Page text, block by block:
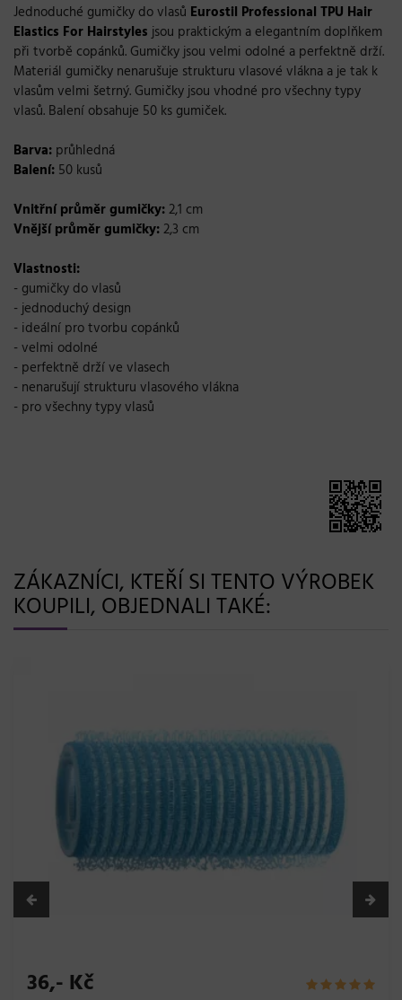
Jednoduché gumičky do vlasů Eurostil Professional TPU Hair
Elastics For Hairstylesjsou praktickým a elegantním doplňkem
při tvorbě copánků. Gumičky jsou velmi odolné a perfektně drží.
Materiál gumičky nenarušuje strukturu vlasové vlákna a je tak k
vlasům velmi šetrný. Gumičky jsou vhodné pro všechny typy
vlasů. Balení obsahuje 50 ks gumiček.
Barva: průhledná
Balení: 50 kusů
Vnitřní průměr gumičky:2,1 cm
Vnější průměr gumičky:2,3 cm
Vlastnosti:
- gumičky do vlasů
- jednoduchý design
- ideální pro tvorbu copánků
- velmi odolné
- perfektně drží ve vlasech
- nenarušují strukturu vlasového vlákna
- pro všechny typy vlasů
ZÁKAZNÍCI, KTEŘÍ SI TENTO VÝROBEK
KOUPILI, OBJEDNALI TAKÉ:
36,- Kč